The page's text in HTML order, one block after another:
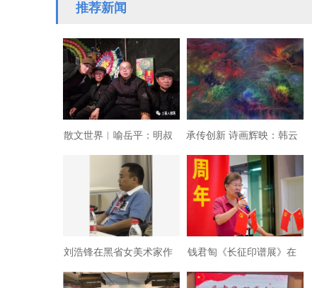
推荐新闻
散文世界︱喻岳平：明叔 承传创新 诗画辉映：韩云
现代彩墨艺术展览开幕
刘浩锋在黑省女美术家作
品展畅谈东方文化复兴
钱君匋《长征印谱展》在
沪开幕